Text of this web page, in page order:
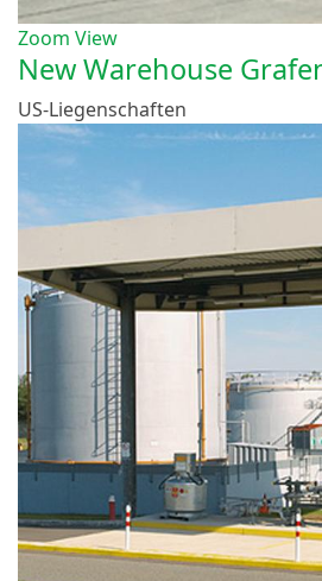
Zoom View
New Warehouse
US-Liegenschaften